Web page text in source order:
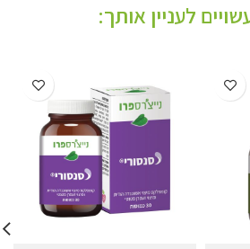
לעניין אותך: